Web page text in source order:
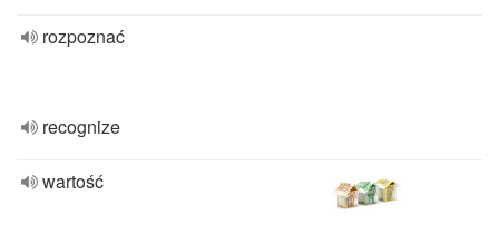
rozpoznać
recognize
wartość